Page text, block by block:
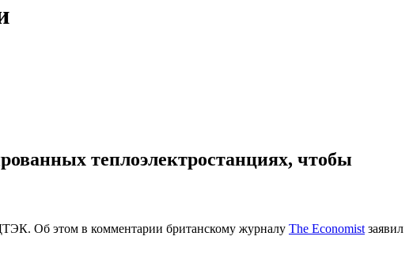
теплоэлектростанциях, чтобы
Об этом в комментарии британскому журналу The Economist заявил